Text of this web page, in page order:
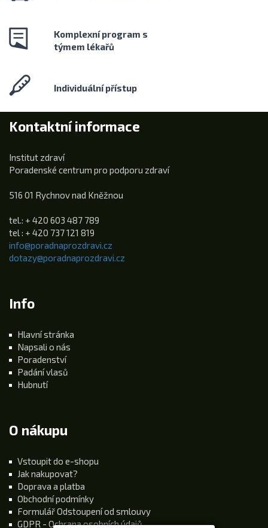
Komplexní program s
týmem lékařů
Individuální přístup
Kontaktní informace
Institut zdraví
Poradenské centrum pro podporu zdraví
516 01 Rychnov nad Kněžnou
tel.: + 420 603 487 789
tel : + 420 737 121 819
info@poradnaprozdravi.cz
dotazy@poradnaprozdravi.cz
Info
Hlavní stránka
Napsali o nás
Poradenství
Padání vlasů
Hubnutí
O nákupu
Vstoupit do e-shopu
Jak nakupovat?
Doprava a platba
Obchodní podmínky
Formulář Odstoupení od smlouvy
GDPR - Ochrana osobních údajů